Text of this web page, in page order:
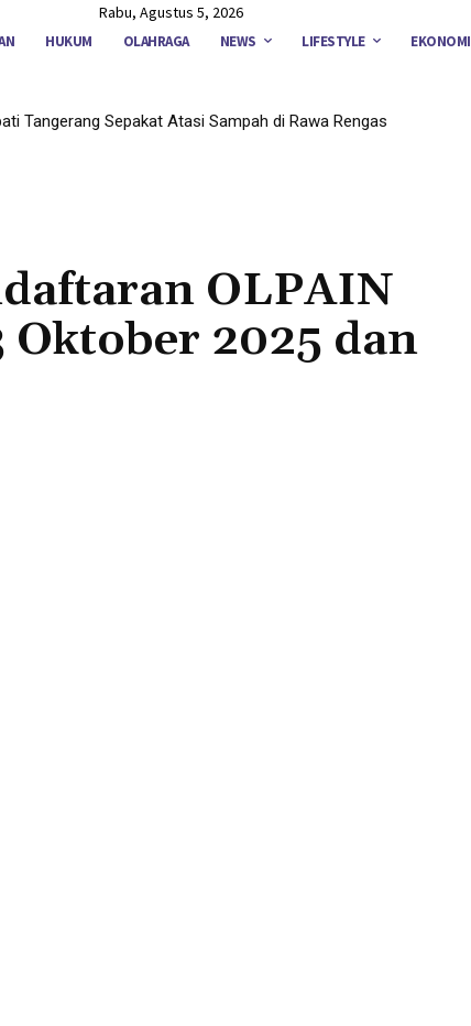
Rabu, Agustus 5, 2026
HUKUM OLAHRAGA NEWS LIFESTYLE EKONOMI
Tangerang Sepakat Atasi Sampah di Rawa Rengas
OLPAIN
2025 dan